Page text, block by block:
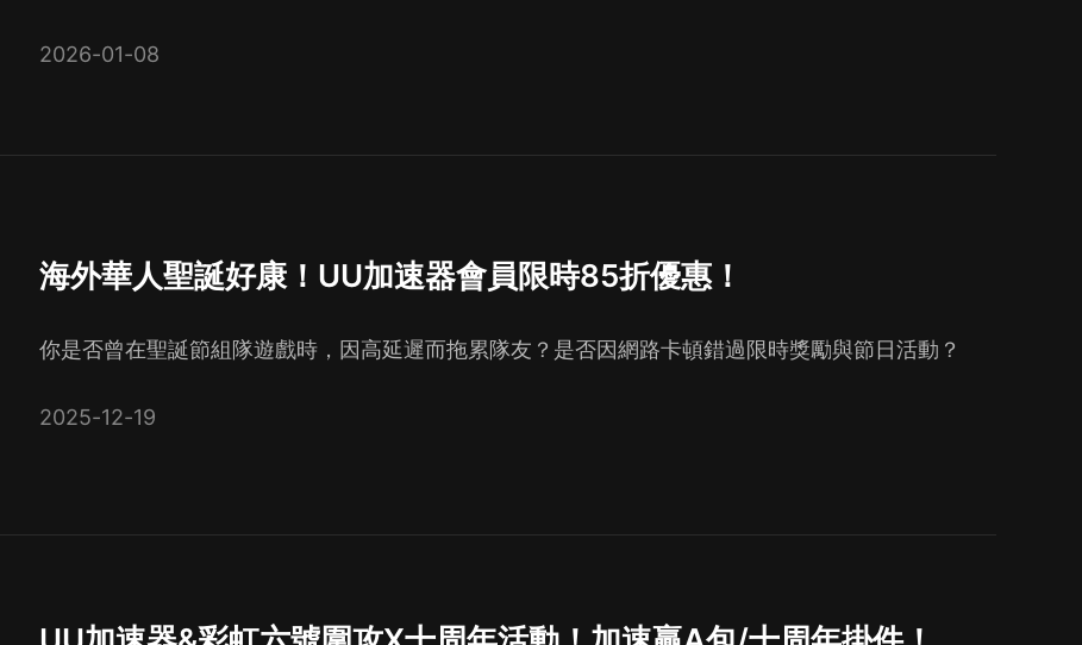
2026-01-08
海外華人聖誕好康！UU加速器會員限時85折優惠！
你是否曾在聖誕節組隊遊戲時，因高延遲而拖累隊友？是否因網路卡頓錯過限時獎勵與節日活動？
2025-12-19